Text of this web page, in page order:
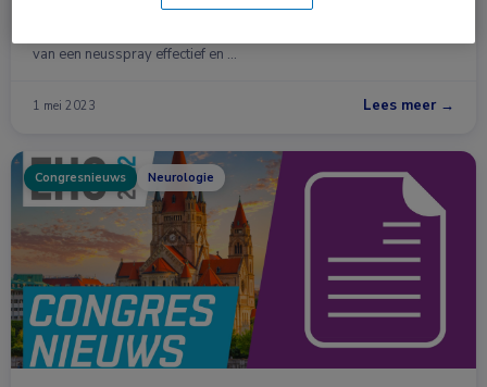
van een neusspray effectief en …
1 mei 2023 Lees meer →
Congresnieuws Neurologie